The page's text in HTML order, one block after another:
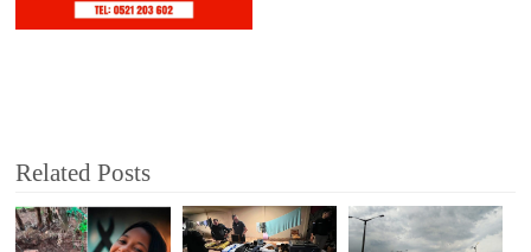
Related Posts